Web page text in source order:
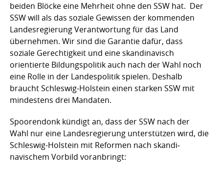
beiden Blöcke eine Mehrheit ohne den SSW hat. Der
SSW will als das soziale Gewissen der kommenden
Landes­regierung Verantwortung für das Land
übernehmen. Wir sind die Garantie dafür, dass
soziale Gerechtigkeit und eine skandinavisch
orientierte Bildungs­politik auch nach der Wahl noch
eine Rolle in der Landes­politik spielen. Deshalb
braucht Schleswig-Holstein einen starken SSW mit
mindestens drei Mandaten.
Spoorendonk kündigt an, dass der SSW nach der
Wahl nur eine Landesregie­rung unterstützen wird, die
Schleswig-Holstein mit Reformen nach skandi­
navischem Vorbild voranbringt: